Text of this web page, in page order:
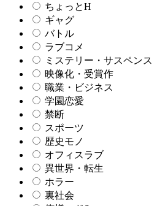
ちょっとH
ギャグ
バトル
ラブコメ
ミステリー・サスペンス
映像化・受賞作
職業・ビジネス
学園恋愛
禁断
スポーツ
歴史モノ
オフィスラブ
異世界・転生
ホラー
裏社会